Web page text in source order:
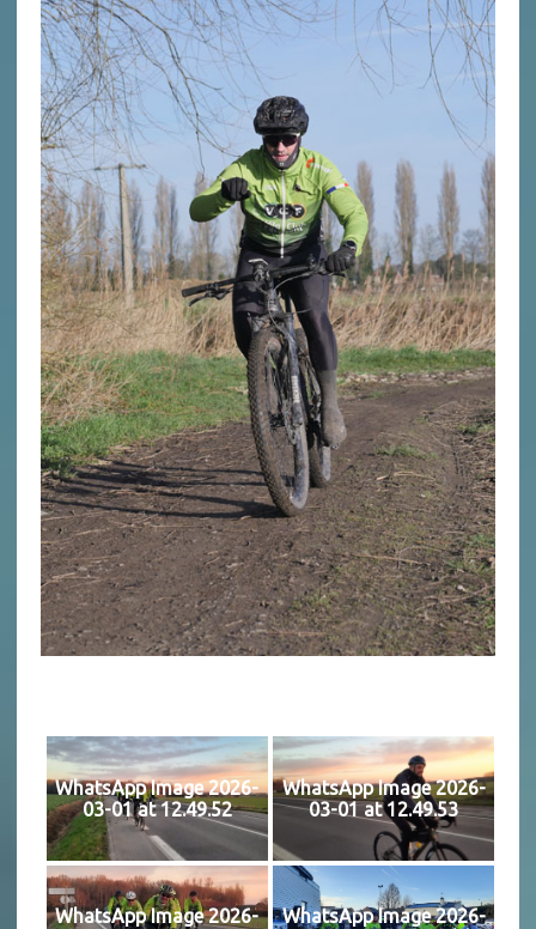
WhatsApp Image 2026-
03-01 at 12.49.52
WhatsApp Image 2026-
03-01 at 12.49.53
WhatsApp Image 2026-
WhatsApp Image 2026-